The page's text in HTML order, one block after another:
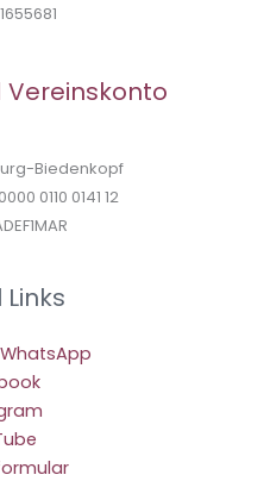
Biedenkopf
0110 0141 12